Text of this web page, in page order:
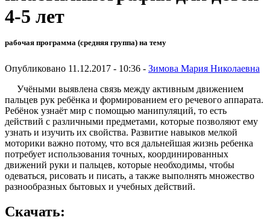
4-5 лет
рабочая программа (средняя группа) на тему
Опубликовано 11.12.2017 - 10:36 - Зимова Мария Николаевна
Учёными выявлена связь между активным движением
пальцев рук ребёнка и формированием его речевого аппарата.
Ребёнок узнаёт мир с помощью манипуляций, то есть
действий с различными предметами, которые позволяют ему
узнать и изучить их свойства. Развитие навыков мелкой
моторики важно потому, что вся дальнейшая жизнь ребенка
потребует использования точных, координированных
движений руки и пальцев, которые необходимы, чтобы
одеваться, рисовать и писать, а также выполнять множество
разнообразных бытовых и учебных действий.
Скачать: